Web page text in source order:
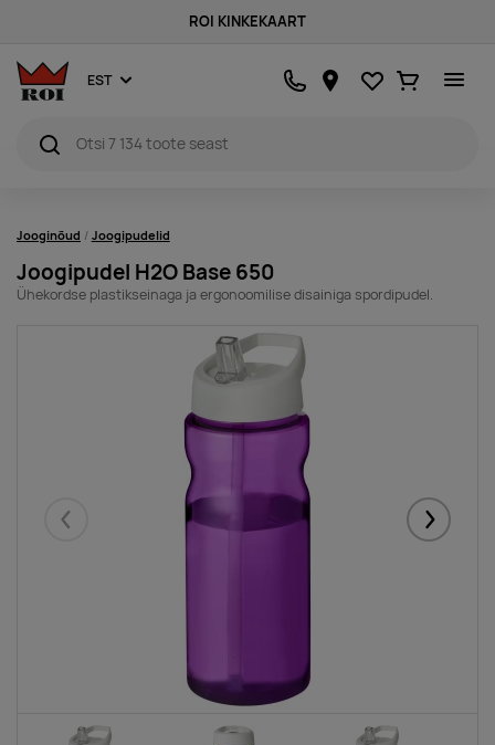
ROI KINKEKAART
EST Lemmikud
Ostukorv
Jooginõud Joogipudelid
Joogipudel H2O Base 650
Ühekordse plastikseinaga ja ergonoomilise disainiga spordipudel.
Eelmised